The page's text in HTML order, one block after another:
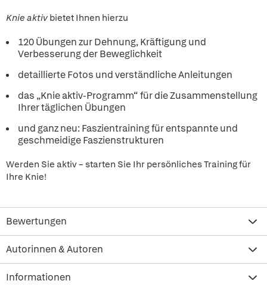
Knie aktivbietet Ihnen hierzu
120 Übungen zur Dehnung, Kräftigung und
Verbesserung der Beweglichkeit
detaillierte Fotos und verständliche Anleitungen
das „Knie aktiv-Programm“ für die Zusammenstellung
Ihrer täglichen Übungen
und ganz neu: Faszientraining für entspannte und
geschmeidige Faszienstrukturen
Werden Sie aktiv – starten Sie Ihr persönliches Training für
Ihre Knie!
Bewertungen
Autorinnen & Autoren
Informationen